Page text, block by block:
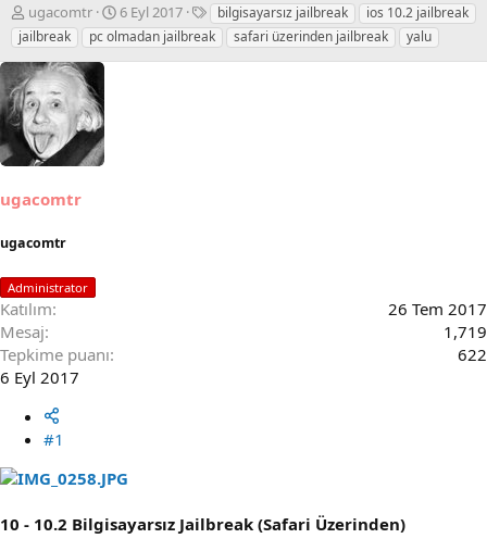
K
o
n
u
S
a
h
i
b
ugacomtr
B
a
ş
6 Eyl 2017
E
t
i
bilgisayarsız jailbreak
ios 10.2 jailbreak
jailbreak
pc olmadan jailbreak safari üzerinden jailbreak yalu
ugacomtr
ugacomtr
Administrator
Katılım
26 Tem 2017
Mesaj
1,719
Tepkime puanı
622
6 Eyl 2017
#1
10 - 10.2 Bilgisayarsız Jailbreak (Safari Üzerinden)